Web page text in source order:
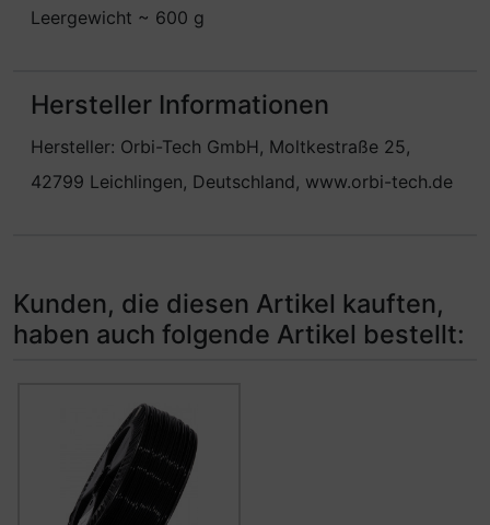
Leergewicht ~ 600 g
Hersteller Informationen
Hersteller: Orbi-Tech GmbH, Moltkestraße 25,
42799 Leichlingen, Deutschland, www.orbi-tech.de
Kunden, die diesen Artikel kauften,
haben auch folgende Artikel bestellt: